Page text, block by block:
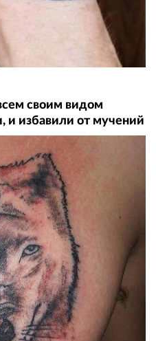
своим видом
и избавили от мучений